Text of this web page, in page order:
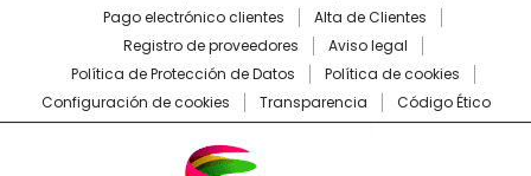
Pago electrónico clientes
Alta de Clientes
Registro de proveedores
Aviso legal
Política de Protección de Datos
Política de cookies
Configuración de cookies
Transparencia Código Ético